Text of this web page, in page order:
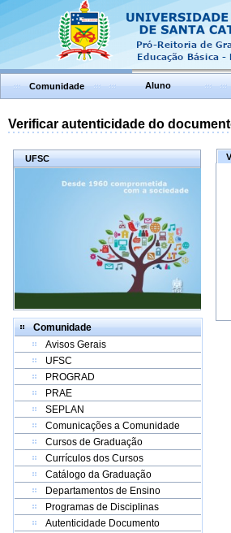
Comunidade Aluno
Verificar autenticidade do
UFSC
Comunidade
Avisos Gerais
UFSC
PROGRAD
PRAE
SEPLAN
Comunicações a Comunidade
Cursos de Graduação
Currículos dos Cursos
Catálogo da Graduação
Departamentos de Ensino
Programas de Disciplinas
Autenticidade Documento